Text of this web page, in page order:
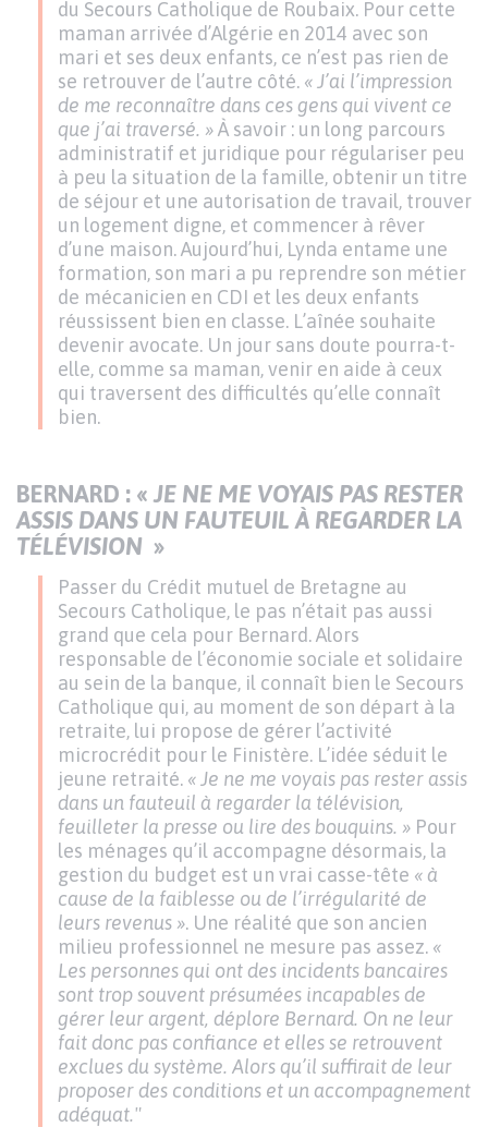
du Secours Catholique de Roubaix. Pour cette
maman arrivée d’Algérie en 2014 avec son
mari et ses deux enfants, ce n’est pas rien de
se retrouver de l’autre côté. « J’ai l’impression
de me reconnaître dans ces gens qui vivent ce
que j’ai traversé. »À savoir : un long parcours
administratif et juridique pour régulariser peu
à peu la situation de la famille, obtenir un titre
de séjour et une autorisation de travail, trouver
un logement digne, et commencer à rêver
d’une maison. Aujourd’hui, Lynda entame une
formation, son mari a pu reprendre son métier
de mécanicien en CDI et les deux enfants
réussissent bien en classe. L’aînée souhaite
devenir avocate. Un jour sans doute pourra-t-
elle, comme sa maman, venir en aide à ceux
qui traversent des difficultés qu’elle connaît
bien.
BERNARD : « JE NE ME VOYAIS PAS RESTER
ASSIS DANS UN FAUTEUIL À REGARDER LA
TÉLÉVISION »
Passer du Crédit mutuel de Bretagne au
Secours Catholique, le pas n’était pas aussi
grand que cela pour Bernard. Alors
responsable de l’économie sociale et solidaire
au sein de la banque, il connaît bien le Secours
Catholique qui, au moment de son départ à la
retraite, lui propose de gérer l’activité
microcrédit pour le Finistère. L’idée séduit le
jeune retraité. « Je ne me voyais pas rester assis
dans un fauteuil à regarder la télévision,
feuilleter la presse ou lire des bouquins. » Pour
les ménages qu’il accompagne désormais, la
gestion du budget est un vrai casse-tête « à
cause de la faiblesse ou de l’irrégularité de
leurs revenus ». Une réalité que son ancien
milieu professionnel ne mesure pas assez. «
Les personnes qui ont des incidents bancaires
sont trop souvent présumées incapables de
gérer leur argent, déplore Bernard. On ne leur
fait donc pas confiance et elles se retrouvent
exclues du système. Alors qu’il suffirait de leur
proposer des conditions et un accompagnement
adéquat."